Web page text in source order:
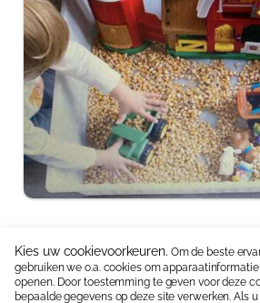
Neem contact op:06 15336587|
Kies uw cookievoorkeuren. Om de beste
gebruiken we o.a. cookies om
openen. Door toestemming te geven voor deze
bepaalde gegevens op deze site verwerken. Als